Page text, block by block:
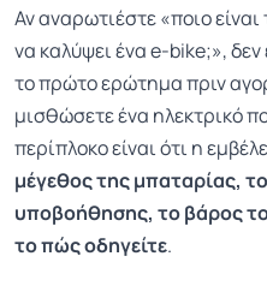
Αν αναρωτιέστε«ποιο
να καλύψει ένα e-bike;», δεν
το πρώτο ερώτημα πριν
μισθώσετε ένα ηλεκτρικό
περίπλοκο είναι ότι η
μέγεθος της μπαταρίας,
υποβοήθησης, το βάρος
το πώς οδηγείτε.